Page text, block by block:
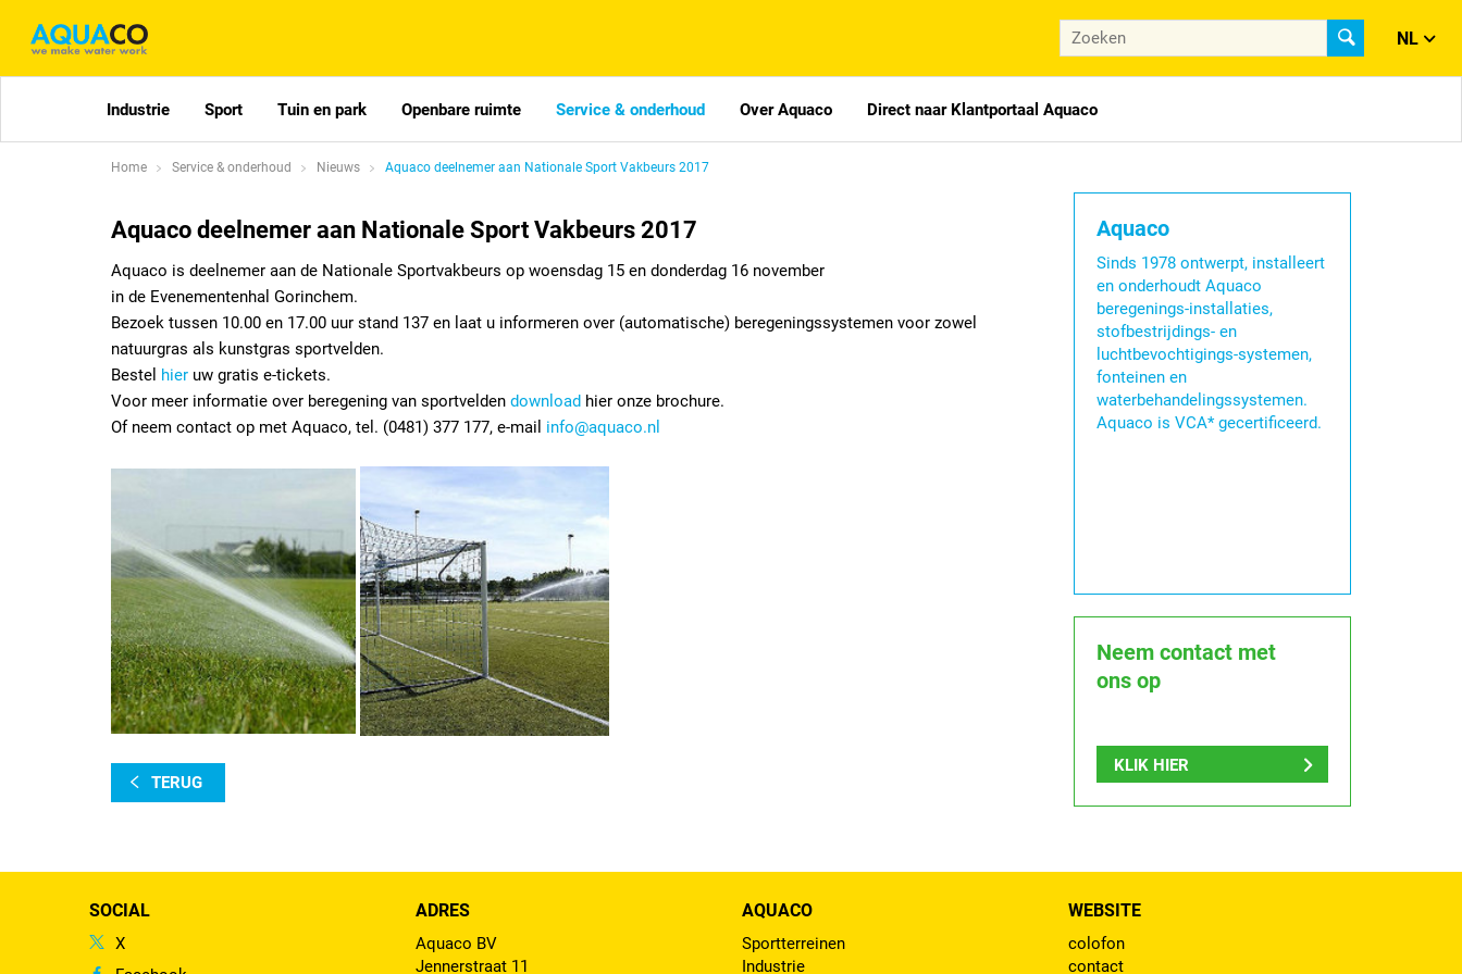
NL
Industrie Sport Tuin en park Openbare ruimte Service & onderhoud Over Aquaco Direct naar Klantportaal Aquaco
Home Service & onderhoud Nieuws Aquaco deelnemer aan Nationale Sport Vakbeurs 2017
Aquaco deelnemer aan Nationale Sport Vakbeurs 2017
Aquaco is deelnemer aan de Nationale Sportvakbeurs op woensdag 15 en donderdag 16 november
in de Evenementenhal Gorinchem.
Bezoek tussen 10.00 en 17.00 uur stand 137 en laat u informeren over (automatische) beregeningssystemen voor zowel
natuurgras als kunstgras sportvelden.
Bestel hier uw gratis e-tickets.
Voor meer informatie over beregening van sportvelden download hier onze brochure.
Of neem contact op met Aquaco, tel. (0481) 377 177, e-mail info@aquaco.nl
TERUG
Aquaco
Sinds 1978 ontwerpt, installeert
en onderhoudt Aquaco
beregenings-installaties,
stofbestrijdings- en
luchtbevochtigings-systemen,
fonteinen en
waterbehandelingssystemen.
Aquaco is VCA* gecertificeerd.
Neem contact met
ons op
KLIK HIER
SOCIAL
X
ADRES
Aquaco BV
Jennerstraat 11
AQUACO
Sportterreinen
Industrie
WEBSITE
colofon
contact